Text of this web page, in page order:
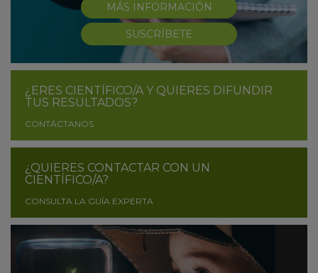
MÁS INFORMACIÓN
SUSCRÍBETE
¿ERES CIENTÍFICO/A Y QUIERES DIFUNDIR
TUS RESULTADOS?
CONTÁCTANOS
¿QUIERES CONTACTAR CON UN
CIENTÍFICO/A?
CONSULTA LA GUÍA EXPERTA